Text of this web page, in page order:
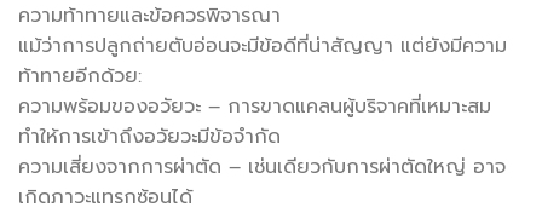
ความท้าทายและข้อควรพิจารณา
แม้ว่าการปลูกถ่ายตับอ่อนจะมีข้อดีที่น่าสัญญา แต่ยังมีความ
ท้าทายอีกด้วย:
ความพร้อมของอวัยวะ – การขาดแคลนผู้บริจาคที่เหมาะสม
ทำให้การเข้าถึงอวัยวะมีข้อจำกัด
ความเสี่ยงจากการผ่าตัด – เช่นเดียวกับการผ่าตัดใหญ่ อาจ
เกิดภาวะแทรกซ้อนได้